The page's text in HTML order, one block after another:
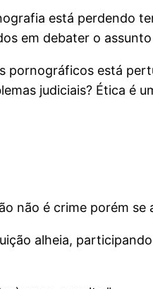
está perdendo
em debater o
pornográficos está
judiciais? Ética é
não é crime porém
alheia,